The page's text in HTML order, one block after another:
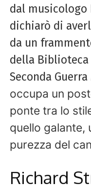
dal musicologo
dichiarò di
da un
della Biblioteca
Seconda
occupa un
ponte tra lo
quello galante,
purezza del
Richard